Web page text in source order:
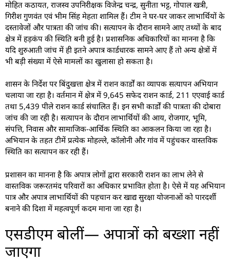
मोहित कठायत, राजस्व उपनिरीक्षक विजेन्द्र चन्द्र, सुनीता भट्ट, गोपाल खत्री,
गिरीश गुणवंत एवं भीम सिंह मेहता शामिल हैं। टीम ने घर-घर जाकर लाभार्थियों के
दस्तावेजों और पात्रता की जांच की। सत्यापन के दौरान सामने आए तथ्यों के बाद
क्षेत्र में हड़कंप की स्थिति बनी हुई है। प्रशासनिक अधिकारियों का मानना है कि
यदि शुरुआती जांच में ही इतने अपात्र कार्डधारक सामने आए हैं तो अन्य क्षेत्रों में
भी बड़ी संख्या में ऐसे मामलों का खुलासा हो सकता है।
शासन के निर्देश पर बिंदुखत्ता क्षेत्र में राशन कार्डों का व्यापक सत्यापन अभियान
चलाया जा रहा है। वर्तमान में क्षेत्र में 9,645 सफेद राशन कार्ड, 211 एएवाई कार्ड
तथा 5,439 पीले राशन कार्ड संचालित हैं। इन सभी कार्डों की पात्रता की दोबारा
जांच की जा रही है। सत्यापन के दौरान लाभार्थियों की आय, रोजगार, भूमि,
संपत्ति, निवास और सामाजिक-आर्थिक स्थिति का आकलन किया जा रहा है।
अभियान के तहत टीमें प्रत्येक मोहल्ले, कॉलोनी और गांव में पहुंचकर वास्तविक
स्थिति का सत्यापन कर रही हैं।
प्रशासन का मानना है कि अपात्र लोगों द्वारा सरकारी राशन का लाभ लेने से
वास्तविक जरूरतमंद परिवारों का अधिकार प्रभावित होता है। ऐसे में यह अभियान
पात्र और अपात्र लाभार्थियों की पहचान कर खाद्य सुरक्षा योजनाओं को पारदर्शी
बनाने की दिशा में महत्वपूर्ण कदम माना जा रहा है।
एसडीएम बोलीं— अपात्रों को बख्शा नहीं
जाएगा